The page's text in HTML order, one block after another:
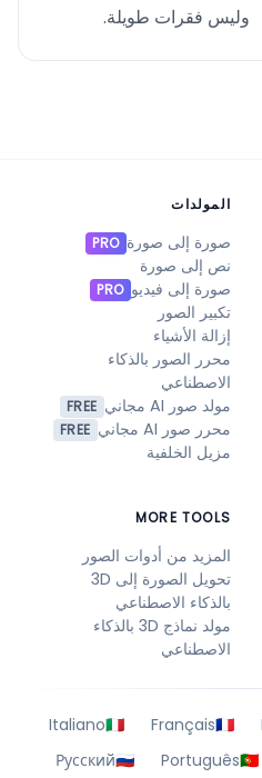
وليس فقرات طويلة.
المولدات
صورة إلى صورة PRO
نص إلى صورة
صورة إلى فيديو PRO
تكبير الصور
إزالة الأشياء
محرر الصور بالذكاء
الاصطناعي
مولد صور AI مجاني
FREE
محرر صور AI مجاني FREE
مزيل الخلفية
MORE TOOLS
المزيد من أدوات الصور
تحويل الصورة إلى 3D
بالذكاء الاصطناعي
مولد نماذج 3D بالذكاء
الاصطناعي
🇫🇷
Français
🇮🇹
Italiano
🇵🇹
Português
🇷🇺
Русский